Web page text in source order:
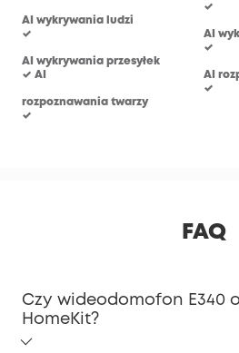
AI wykrywania ludzi
✓
AI wykrywania przesyłek
✓ AI
rozpoznawania twarzy
✓
✓
AI
✓
AI
✓
FAQ
Czy wideodomofon E340
HomeKit?